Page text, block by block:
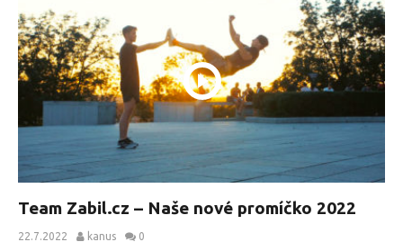
Team Zabil.cz – Naše nové promíčko 2022
22.7.2022 kanus 0